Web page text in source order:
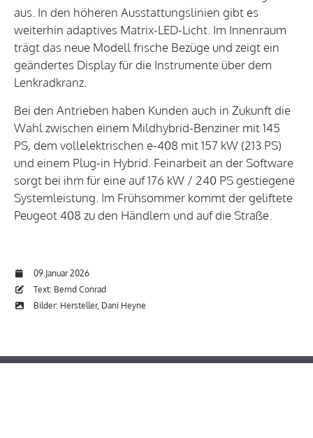
aus. In den höheren Ausstattungslinien gibt es
weiterhin adaptives Matrix-LED-Licht. Im Innenraum
trägt das neue Modell frische Bezüge und zeigt ein
geändertes Display für die Instrumente über dem
Lenkradkranz.
Bei den Antrieben haben Kunden auch in Zukunft die
Wahl zwischen einem Mildhybrid-Benziner mit 145
PS, dem vollelektrischen e-408 mit 157 kW (213 PS)
und einem Plug-in Hybrid. Feinarbeit an der Software
sorgt bei ihm für eine auf 176 kW / 240 PS gestiegene
Systemleistung. Im Frühsommer kommt der geliftete
Peugeot 408 zu den Händlern und auf die Straße.
09.Januar 2026
Text: Bernd Conrad
Bilder: Hersteller, Dani Heyne